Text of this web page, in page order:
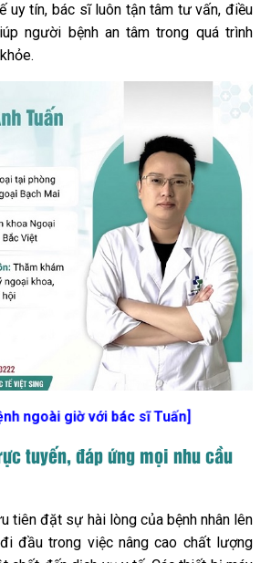
uy tín, bác sĩ luôn tận tâm tư vấn, điều
người bệnh an tâm trong quá trình
ngoài giờ với bác sĩ Tuấn]
tuyến, đáp ứng mọi nhu cầu
tiên đặt sự hài lòng của bệnh nhân lên
đầu trong việc nâng cao chất lượng